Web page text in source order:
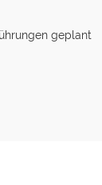
geplant